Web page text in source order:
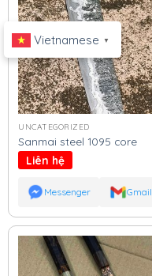
UNCATEGORIZED
Sanmai steel 1095 core
Liên hệ
Messenger Gmail
Vietnamese ▼